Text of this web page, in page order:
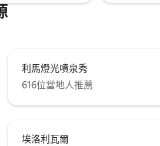
利馬燈光噴泉秀
616位當地人推薦
埃洛利瓦爾